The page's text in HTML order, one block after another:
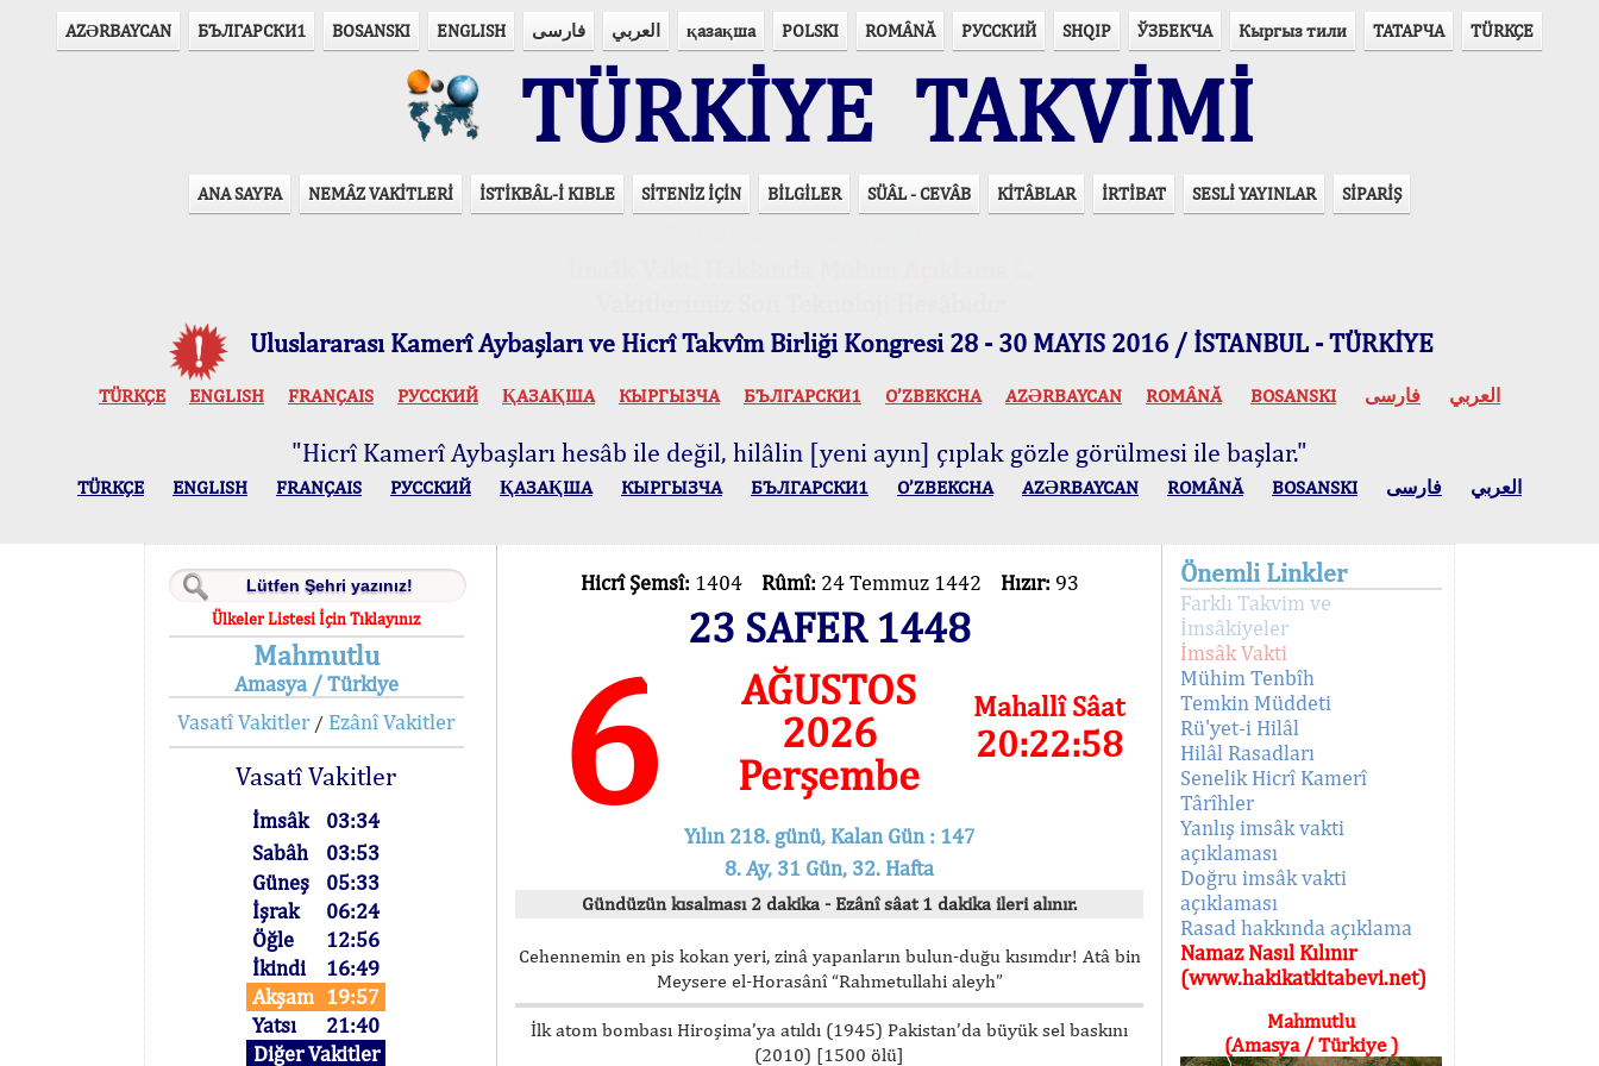
AZӘRBAYCAN БЪЛГАРСКИ1 BOSANSKI ENGLISH فارسی العربي қазақша POLSKI ROMÂNĂ РУССКИЙ SHQIP ЎЗБЕКЧА Кыргыз тили ТАТАРЧА TÜRKÇE
TÜRKİYE TAKVİMİ
ANA SAYFA NEMÂZ VAKİTLERİ İSTİKBÂL-İ KIBLE SİTENİZ İÇİN BİLGİLER SÜÂL - CEVÂB KİTÂBLAR İRTİBAT SESLİ YAYINLAR SİPARİŞ
Uluslararası Kamerî Aybaşları ve Hicrî Takvîm Birliği Kongresi 28 - 30 MAYIS 2016 / İSTANBUL - TÜRKİYE
TÜRKÇE ENGLISH FRANÇAIS РУССКИЙ ҚАЗАҚША КЫPГЫЗЧA БЪЛГАРСКИ1 O’ZBEKCHA AZӘRBAYCAN ROMÂNĂ BOSANSKI العربي فارسی
"Hicrî Kamerî Aybaşları hesâb ile değil, hilâlin [yeni ayın] çıplak gözle görülmesi ile başlar."
TÜRKÇE ENGLISH FRANÇAIS РУССКИЙ ҚАЗАҚША КЫPГЫЗЧA БЪЛГАРСКИ1 O’ZBEKCHA AZӘRBAYCAN ROMÂNĂ BOSANSKI العربي فارسی
Ülkeler Listesi İçin Tıklayınız
Mahmutlu
Amasya / Türkiye
Vasatî Vakitler/ Ezânî Vakitler
Vasatî Vakitler
İmsâk
03:34
Sabâh
03:53
Güneş
05:33
İşrak
06:24
Öğle
12:56
İkindi
16:49
Akşam 19:57
Yatsı
21:40
Diğer Vakitler
Hicrî Şemsî: 1404 Rûmî: 24 Temmuz 1442 Hızır: 93
23 SAFER 1448
6
AĞUSTOS
2026
Perşembe
Mahallî Sâat
20:22:58
Yılın 218. günü, Kalan Gün : 147
8. Ay, 31 Gün, 32. Hafta
Gündüzün kısalması 2 dakika - Ezânî sâat 1 dakika ileri alınır.
Cehennemin en pis kokan yeri, zinâ yapanların bulun-duğu kısımdır! Atâ bin
Meysere el-Horasânî “Rahmetullahi aleyh”
İlk atom bombası Hiroşima’ya atıldı (1945) Pakistan’da büyük sel baskını
(2010) [1500 ölü]
Önemli Linkler
Farklı Takvim ve
İmsâkiyeler
İmsâk Vakti
Mühim Tenbîh
Temkin Müddeti
Rü'yet-i Hilâl
Hilâl Rasadları
Senelik Hicrî Kamerî
Târîhler
Yanlış imsâk vakti
açıklaması
Doğru imsâk vakti
açıklaması
Rasad hakkında açıklama
Namaz Nasıl Kılınır
(www.hakikatkitabevi.net)
Mahmutlu
(Amasya / Türkiye )